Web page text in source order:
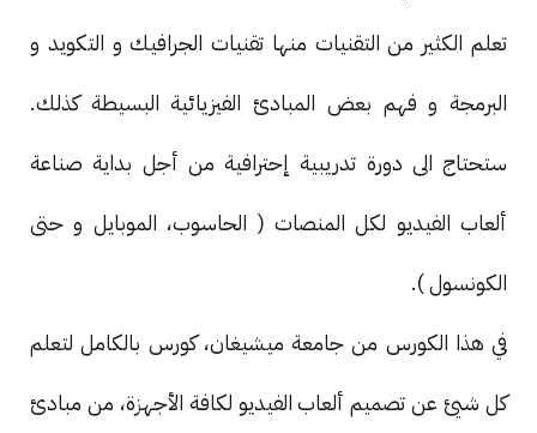
تعلم الكثير من التقنيات منها تقنيات الجرافيك و التكويد و
البرمجة و فهم بعض المبادئ الفيزيائية البسيطة كذلك.
ستحتاج الى دورة تدريبية إحترافية من أجل بداية صناعة
ألعاب الفيديو لكل المنصات ( الحاسوب، الموبايل و حتى
الكونسول ).
في هذا الكورس من جامعة ميشيغان، كورس بالكامل لتعلم
كل شيئ عن تصميم ألعاب الفيديو لكافة الأجهزة، من مبادئ